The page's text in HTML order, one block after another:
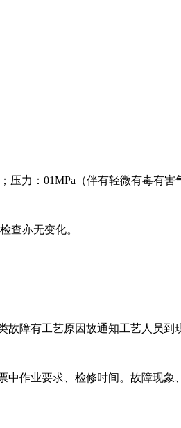
力：01MPa（伴有轻微有毒有害
查亦无变化。
故障有工艺原因故通知工艺人员到
作业要求、检修时间。故障现